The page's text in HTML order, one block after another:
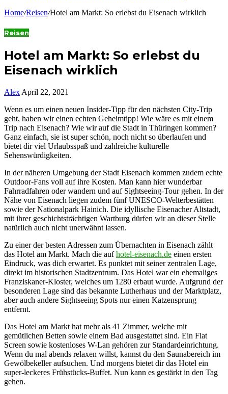
Home/Reisen/Hotel am Markt: So erlebst du Eisenach wirklich
Reisen
Hotel am Markt: So erlebst du
Eisenach wirklich
Alex April 22, 2021
Wenn es um einen neuen Insider-Tipp für den nächsten City-Trip
geht, haben wir einen echten Geheimtipp! Wie wäre es mit einem
Trip nach Eisenach? Wie wir auf die Stadt in Thüringen kommen?
Ganz einfach, sie ist super schön, noch nicht so überlaufen und
bietet dir viel Urlaubsspaß und zahlreiche kulturelle
Sehenswürdigkeiten.
In der näheren Umgebung der Stadt Eisenach kommen zudem echte
Outdoor-Fans voll auf ihre Kosten. Man kann hier wunderbar
Fahrradfahren oder wandern und auf Sightseeing-Tour gehen. In der
Nähe von Eisenach liegen zudem fünf UNESCO-Welterbestätten
sowie der Nationalpark Hainich. Die idyllische Eisenacher Altstadt,
mit ihrer geschichtsträchtigen Wartburg dürfen wir an dieser Stelle
natürlich auch nicht unerwähnt lassen.
Zu einer der besten Adressen zum Übernachten in Eisenach zählt
das Hotel am Markt. Mach die aufhotel-eisenach.de einen ersten
Eindruck, was dich erwartet. Es punktet mit seiner zentralen Lage,
direkt im historischen Stadtzentrum. Das Hotel war ein ehemaliges
Franziskaner-Kloster, welches um 1280 erbaut wurde. Aufgrund der
besonderen Lage sind das bekannte Lutherhaus und der Marktplatz,
aber auch andere Sightseeing Spots nur einen Katzensprung
entfernt.
Das Hotel am Markt hat mehr als 41 Zimmer, welche mit
gemütlichen Betten sowie einem Bad ausgestattet sind. Ein Flat
Screen sowie kostenloses W-Lan gehören zur Standardeinrichtung.
Wenn du mal abends relaxen willst, kannst du den Saunabereich im
Gewölbekeller aufsuchen. Und morgens bietet dir das Hotel ein
super-leckeres Frühstücks-Buffet. Nun kann es gestärkt in den Tag
gehen.